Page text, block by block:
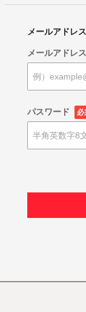
メールアドレ
メールアドレス
パスワード 必